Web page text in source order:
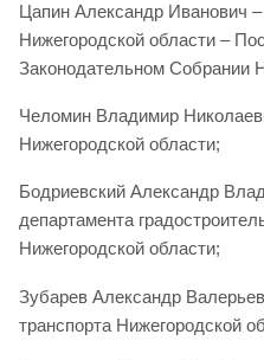
Цапин Александр Иванович
Нижегородской области –
Законодательном Собрании
Челомин Владимир
Нижегородской области;
Бодриевский Александр
департамента
Нижегородской области;
Зубарев Александр
транспорта Нижегородской